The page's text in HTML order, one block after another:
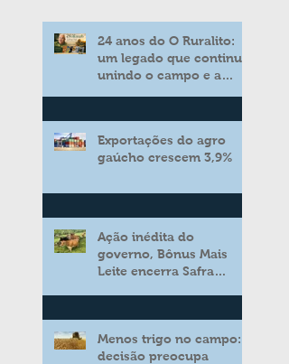
24 anos do O Ruralito:
um legado que continua
unindo o campo e a
Exportações do agro
gaúcho crescem 3,9%
Ação inédita do
governo, Bônus Mais
Leite encerra Safra
aos produtores de leite
Menos trigo no campo:
decisão preocupa